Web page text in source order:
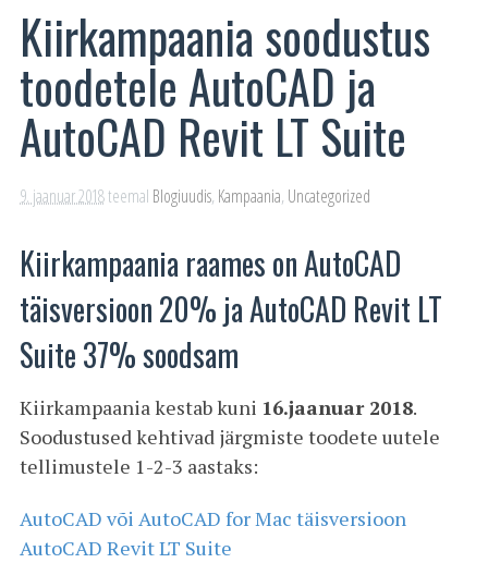
Kiirkampaania soodustus
toodetele AutoCAD ja
AutoCAD Revit LT Suite
9. jaanuar 2018teemal Blogiuudis, Kampaania, Uncategorized
Kiirkampaania raames on AutoCAD
täisversioon 20% ja AutoCAD Revit LT
Suite 37% soodsam
Kiirkampaania kestab kuni 16.jaanuar 2018.
Soodustused kehtivad järgmiste toodete uutele
tellimustele 1-2-3 aastaks:
AutoCAD või AutoCAD for Mac täisversioon
AutoCAD Revit LT Suite